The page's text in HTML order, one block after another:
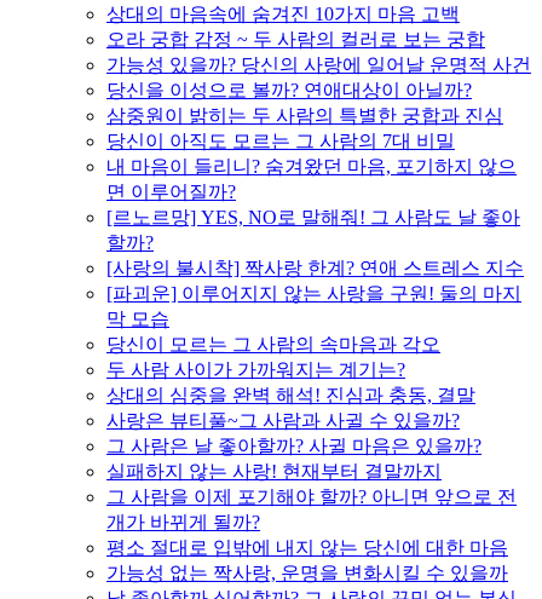
상대의 마음속에 숨겨진 10가지 마음 고백
오라 궁합 감정 ~ 두 사람의 컬러로 보는 궁합
가능성 있을까? 당신의 사랑에 일어날 운명적 사건
당신을 이성으로 볼까? 연애대상이 아닐까?
삼중원이 밝히는 두 사람의 특별한 궁합과 진심
당신이 아직도 모르는 그 사람의 7대 비밀
내 마음이 들리니? 숨겨왔던 마음, 포기하지 않으
면 이루어질까?
[르노르망] YES, NO로 말해줘! 그 사람도 날 좋아
할까?
[사랑의 불시착] 짝사랑 한계? 연애 스트레스 지수
[파괴운] 이루어지지 않는 사랑을 구원! 둘의 마지
막 모습
당신이 모르는 그 사람의 속마음과 각오
두 사람 사이가 가까워지는 계기는?
상대의 심중을 완벽 해석! 진심과 충동, 결말
사랑은 뷰티풀~그 사람과 사귈 수 있을까?
그 사람은 날 좋아할까? 사귈 마음은 있을까?
실패하지 않는 사랑! 현재부터 결말까지
그 사람을 이제 포기해야 할까? 아니면 앞으로 전
개가 바뀌게 될까?
평소 절대로 입밖에 내지 않는 당신에 대한 마음
가능성 없는 짝사랑, 운명을 변화시킬 수 있을까